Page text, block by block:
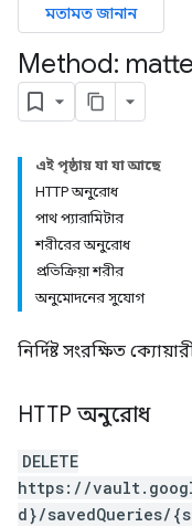
মতামত জানান
Method:
এই পৃষ্ঠায় যা যা আছে
HTTP অনুরোধ
পাথ প্যারামিটার
শরীরের অনুরোধ
প্রতিক্রিয়া শরীর
অনুমোদনের সুযোগ
নির্দিষ্ট সংরক্ষিত
HTTP অনুরোধ
DELETE
https://
d}/savedQueries/